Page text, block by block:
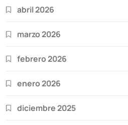
abril 2026
marzo 2026
febrero 2026
enero 2026
diciembre 2025